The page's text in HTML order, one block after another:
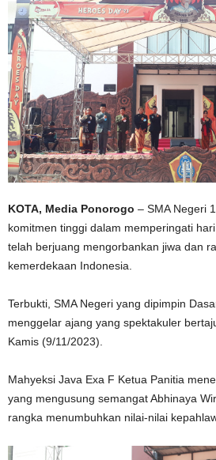
KOTA, Media Ponorogo – SMA Negeri
komitmen tinggi dalam memperingati
telah berjuang mengorbankan jiwa dan
kemerdekaan Indonesia.
Terbukti, SMA Negeri yang dipimpin
menggelar ajang yang spektakuler
Kamis (9/11/2023).
Mahyeksi Java Exa F Ketua Panitia
yang mengusung semangat Abhinaya
rangka menumbuhkan nilai-nilai